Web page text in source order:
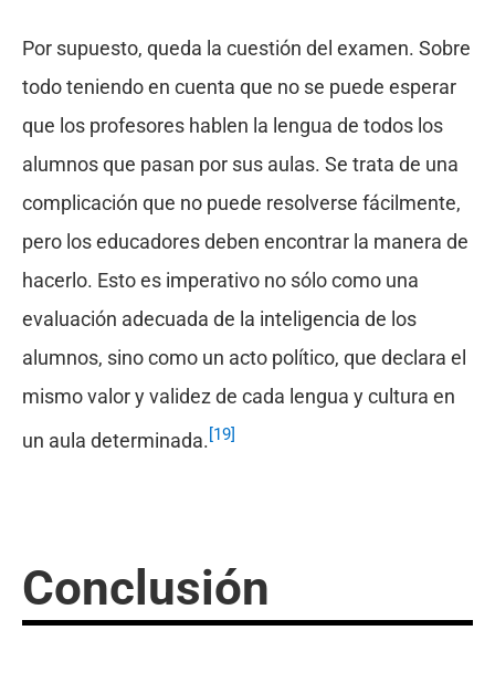
Por supuesto, queda la cuestión del examen. Sobre
todo teniendo en cuenta que no se puede esperar
que los profesores hablen la lengua de todos los
alumnos que pasan por sus aulas. Se trata de una
complicación que no puede resolverse fácilmente,
pero los educadores deben encontrar la manera de
hacerlo. Esto es imperativo no sólo como una
evaluación adecuada de la inteligencia de los
alumnos, sino como un acto político, que declara el
mismo valor y validez de cada lengua y cultura en
un aula determinada.[19]
Conclusión